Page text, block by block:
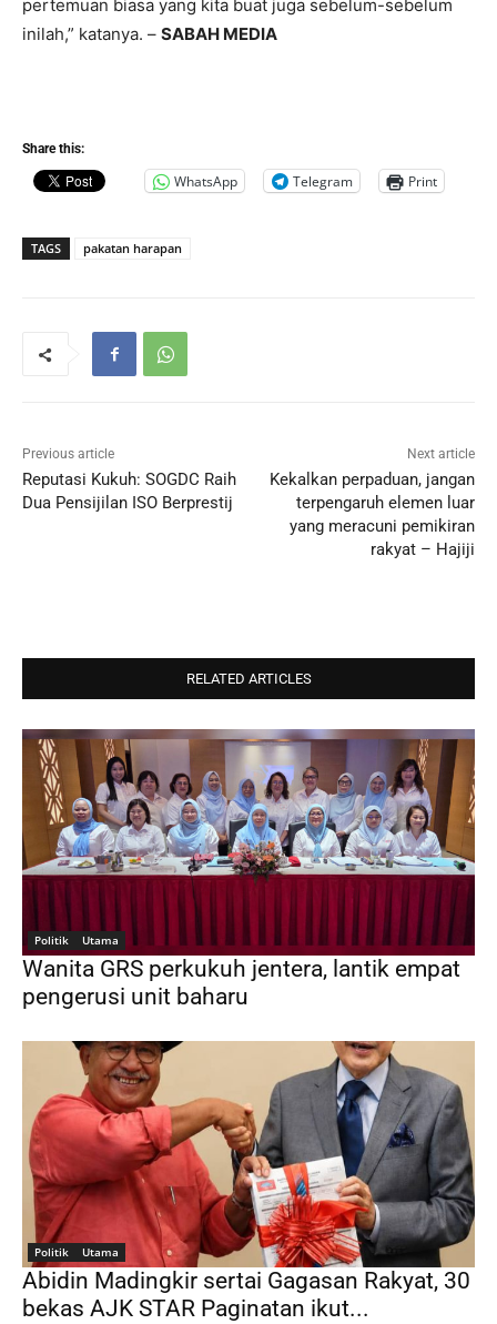
pertemuan biasa yang kita buat juga sebelum-sebelum
inilah,” katanya. – SABAH MEDIA
Share this:
WhatsApp Telegram Print
TAGS pakatan harapan
Previous article
Reputasi Kukuh: SOGDC Raih
Dua Pensijilan ISO Berprestij
Next article
Kekalkan perpaduan, jangan
terpengaruh elemen luar
yang meracuni pemikiran
rakyat – Hajiji
RELATED ARTICLES
Politik Utama
Wanita GRS perkukuh jentera, lantik empat
pengerusi unit baharu
Politik Utama
Abidin Madingkir sertai Gagasan Rakyat, 30
bekas AJK STAR Paginatan ikut...